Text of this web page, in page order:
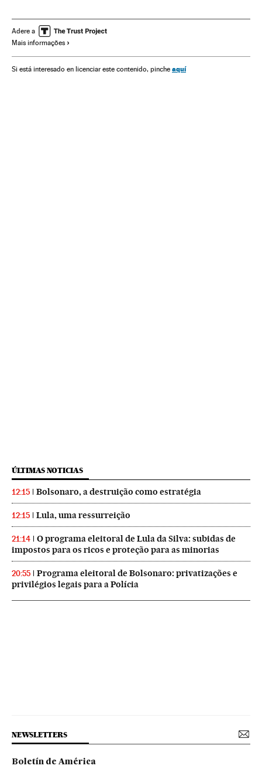
América do Sul América Latina
Esportes
Adere a
Mais informações
Si está interesado en licenciar este contenido, pinche aquí
ÚLTIMAS NOTICIAS
12:15 Bolsonaro, a destruição como estratégia
12:15 Lula, uma ressurreição
21:14
O programa eleitoral de Lula da Silva: subidas de
impostos para os ricos e proteção para as minorias
20:55
Programa eleitoral de Bolsonaro: privatizações e
privilégios legais para a Polícia
NEWSLETTERS
Boletín de América